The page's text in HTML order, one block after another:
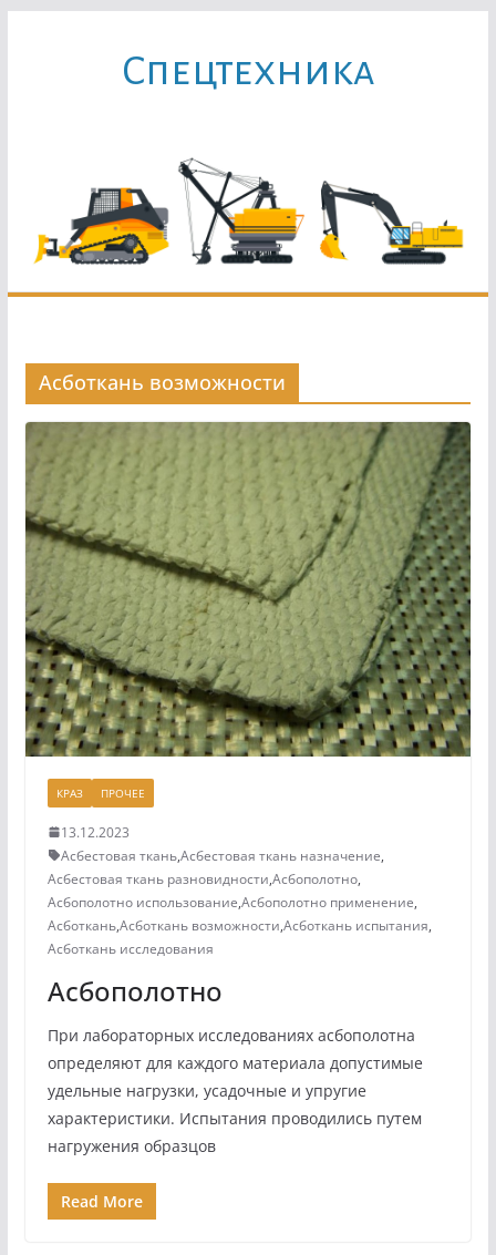
содержимомуCпецтехника
Асботкань возможности
КРАЗ ПРОЧЕЕ
13.12.2023
Асбестовая ткань,Асбестовая ткань назначение,
Асбестовая ткань разновидности,Асбополотно,
Асбополотно использование,Асбополотно применение,
Асботкань,Асботкань возможности,Асботкань испытания,
Асботкань исследования
Асбополотно
При лабораторных исследованиях асбополотна
определяют для каждого материала допустимые
удельные нагрузки, усадочные и упругие
характеристики. Испытания проводились путем
нагружения образцов
Read More